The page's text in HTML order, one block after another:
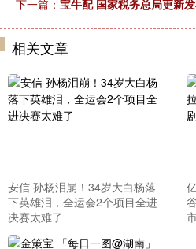
下一篇： 宝牛配 国家税务总局更新
相关文章
安信 孙杨泪崩！34岁大白杨落
下英雄泪，全运会2个项目全进
决赛太难了